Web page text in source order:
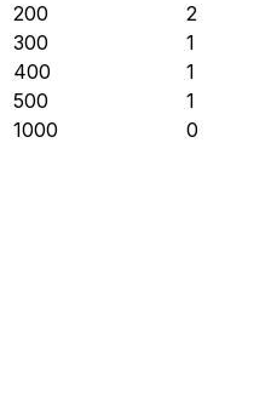
200
2
300
1
400
1
500
1
1000
0